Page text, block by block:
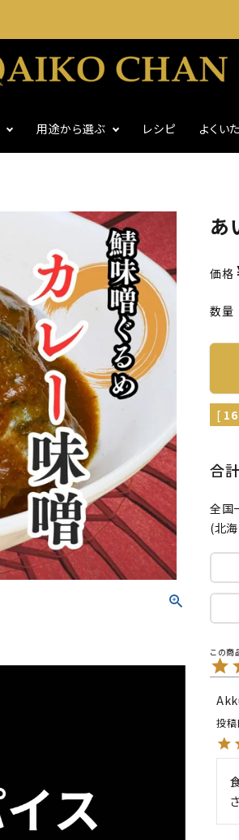
食塩不使用
用途から選ぶ レシピ よくい
あ
価格
[ 16
合
全国
(北
投稿